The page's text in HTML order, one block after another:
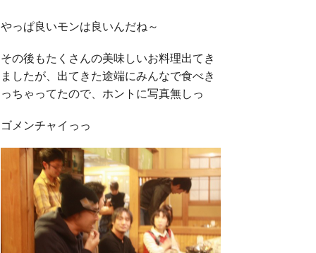
やっぱ良いモンは良いんだね～
その後もたくさんの美味しいお料理出てき
ましたが、出てきた途端にみんなで食べき
っちゃってたので、ホントに写真無しっ
ゴメンチャイっっ